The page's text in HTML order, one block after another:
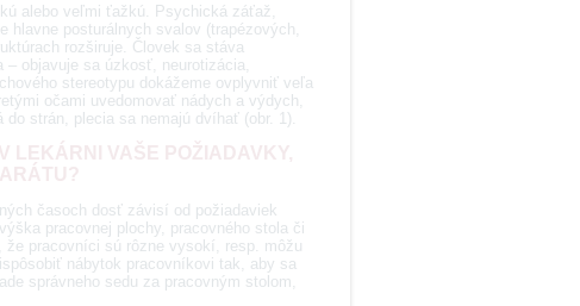
alebo veľmi ťažkú. Psychická záťaž,
posturálnych svalov (trapézových,
rozširuje. Človek sa stáva
objavuje sa úzkosť, neurotizácia,
stereotypu dokážeme ovplyvniť veľa
očami uvedomovať nádych a výdych,
strán, plecia sa nemajú dvíhať (obr. 1).
časoch dosť závisí od požiadaviek
pracovnej plochy, pracovného stola či
pracovníci sú rôzne vysokí, resp. môžu
nábytok pracovníkovi tak, aby sa
správneho sedu za pracovným stolom,